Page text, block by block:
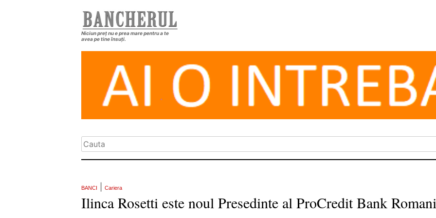
Niciun preț nu e prea mare pentru a te
avea pe tine însuți.
BANCI Cariera
Ilinca Rosetti este noul Presedinte al ProCredit Bank